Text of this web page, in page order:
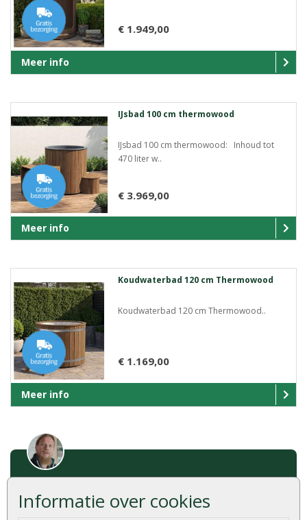
Informatie over cookies
€ 1.949,00
Meer info
IJsbad 100 cm thermowood
IJsbad 100 cm thermowood: Inhoud tot
470 liter w..
€ 3.969,00
Meer info
Koudwaterbad 120 cm Thermowood
Koudwaterbad 120 cm Thermowood..
€ 1.169,00
Meer info
Kunnen we u helpen het juiste
product te vinden?